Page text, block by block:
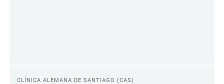
CLÍNICA ALEMANA DE SANTIAGO (CAS)